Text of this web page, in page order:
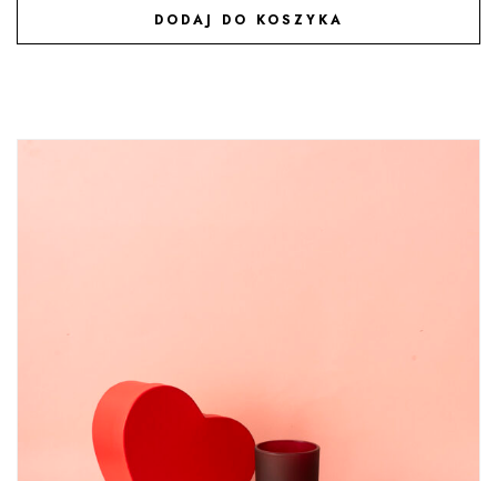
DODAJ DO KOSZYKA
DODAJ DO ULUBIONYCH